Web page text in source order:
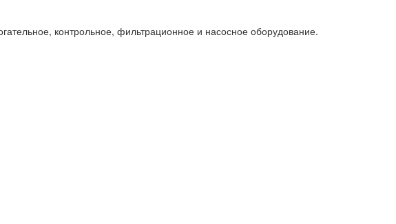
контрольное, фильтрационное и насосное оборудование.